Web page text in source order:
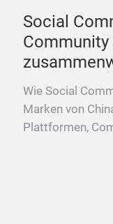
Social
Community
Marken von
Plattformen,